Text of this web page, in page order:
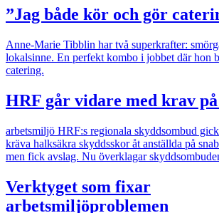
”Jag både kör och gör
Anne-Marie Tibblin har två superkrafter:
lokalsinne. En perfekt kombo i jobbet där hon
catering.
HRF går vidare med krav
arbetsmiljö HRF:s regionala skyddsombud
kräva halksäkra skyddsskor åt anställda på
men fick avslag. Nu överklagar
Verktyget som fixar
arbetsmiljöproblemen